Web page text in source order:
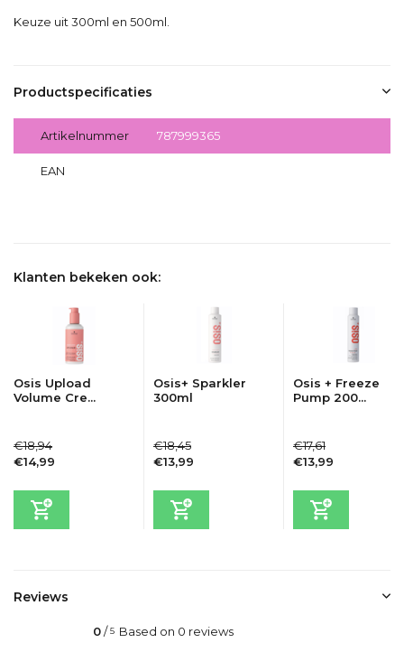
Keuze uit 300ml en 500ml.
Productspecificaties
Artikelnummer 787999365
EAN
Klanten bekeken ook:
Osis Upload
Volume Cre...
€18,94
€14,99
Osis+ Sparkler
300ml
€18,45
€13,99
Osis + Freeze
Pump 200...
€17,61
€13,99
Reviews
0/5 Based on 0 reviews